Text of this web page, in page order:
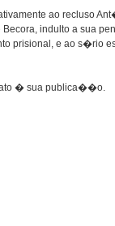
ao recluso
indulto a sua
prisional, e ao s�rio
� sua publica��o.